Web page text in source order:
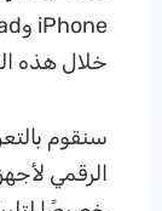
خلال هذه